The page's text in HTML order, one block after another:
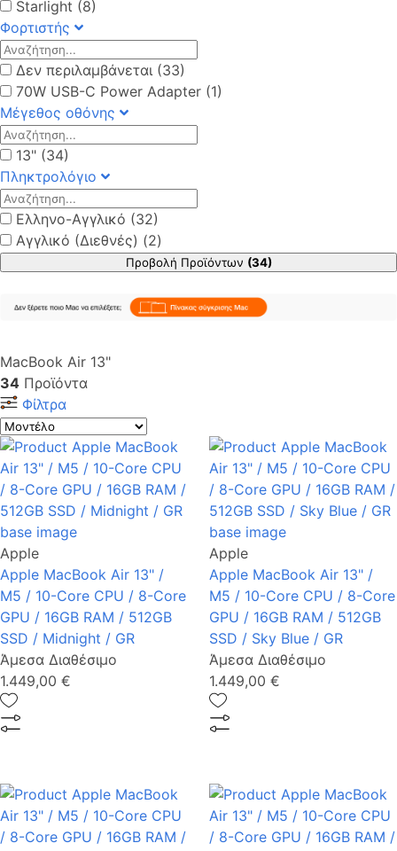
Starlight (8)
Φορτιστής
Δεν περιλαμβάνεται (33)
70W USB-C Power Adapter (1)
Μέγεθος οθόνης
13" (34)
Πληκτρολόγιο
Ελληνο-Αγγλικό (32)
Αγγλικό (Διεθνές) (2)
Προβολή Προϊόντων (34)
MacBook Air 13"
34 Προϊόντα
Φίλτρα
Apple
Apple MacBook Air 13" /
M5 / 10-Core CPU / 8-Core
GPU / 16GB RAM / 512GB
SSD / Midnight / GR
Άμεσα Διαθέσιμο
1.449,00 €
Apple
Apple MacBook Air 13" /
M5 / 10-Core CPU / 8-Core
GPU / 16GB RAM / 512GB
SSD / Sky Blue / GR
Άμεσα Διαθέσιμο
1.449,00 €